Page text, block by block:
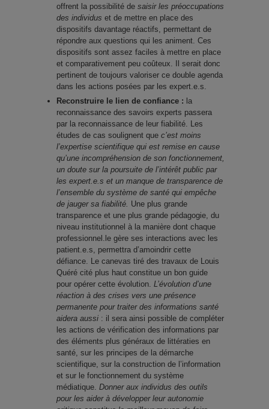
offrent la possibilité de saisir les préoccupations
des individus et de mettre en place des
dispositifs davantage réactifs, permettant de
répondre aux questions qui les animent. Ces
dispositifs sont assez faciles à mettre en place
et comparativement peu coûteux. Il serait donc
pertinent de toujours valoriser ce double agenda
dans les actions posées par les expert.e.s.
Reconstruire le lien de confiance : la
reconnaissance des savoirs experts passera
par la reconnaissance de leur fiabilité. Les
études de cas soulignent que c’est moins
l’expertise scientifique qui est remise en cause
qu’une incompréhension de son fonctionnement,
un doute sur la poursuite de l’intérêt public par
les expert.e.s et un manque de transparence de
l’ensemble du système de santé qui empêche
de jauger sa fiabilité. Une plus grande
transparence et une plus grande pédagogie, du
niveau institutionnel à la manière dont chaque
professionnel.le gère ses interactions avec les
patient.e.s, permettra d’amoindrir cette
défiance. Le canevas tiré des travaux de Louis
Quéré cité plus haut constitue un bon guide
pour opérer cette évolution. L’évolution d’une
réaction à des crises vers une présence
permanente pour traiter des informations santé
aidera aussi : il sera ainsi possible de compléter
les actions de vérification des informations par
des éléments plus généraux de littératies en
santé, sur les principes de la démarche
scientifique, sur la construction de l’information
et sur le fonctionnement du système
médiatique. Donner aux individus des outils
pour les aider à développer leur autonomie